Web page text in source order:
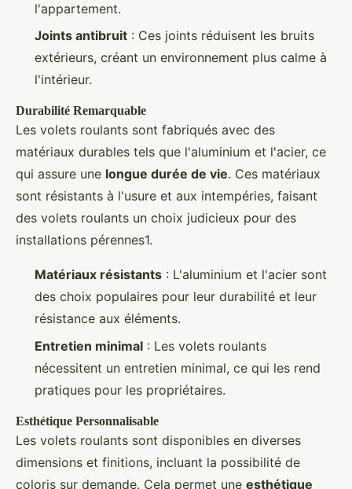
l'appartement.
Joints antibruit : Ces joints réduisent les bruits
extérieurs, créant un environnement plus calme à
l'intérieur.
Durabilité Remarquable
Les volets roulants sont fabriqués avec des
matériaux durables tels que l'aluminium et l'acier, ce
qui assure une longue durée de vie. Ces matériaux
sont résistants à l'usure et aux intempéries, faisant
des volets roulants un choix judicieux pour des
installations pérennes1.
Matériaux résistants : L'aluminium et l'acier sont
des choix populaires pour leur durabilité et leur
résistance aux éléments.
Entretien minimal : Les volets roulants
nécessitent un entretien minimal, ce qui les rend
pratiques pour les propriétaires.
Esthétique Personnalisable
Les volets roulants sont disponibles en diverses
dimensions et finitions, incluant la possibilité de
coloris sur demande. Cela permet une esthétique